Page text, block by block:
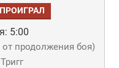
ПРОИГРАЛ
5:00
от продолжения боя)